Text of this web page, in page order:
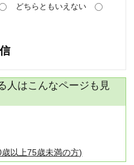
どちらともいえない
人はこんなページも見
以上75歳未満の方)